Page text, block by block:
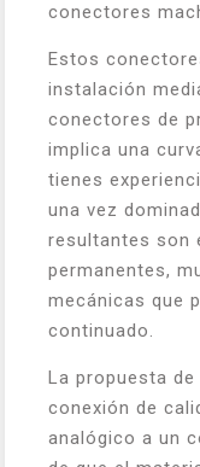
conectores
Estos
instalación
conectores de
implica una
tienes
una vez
resultantes son
permanentes,
mecánicas que
continuado.
La propuesta
conexión de
analógico a un